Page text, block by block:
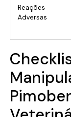
Reações
Adversas